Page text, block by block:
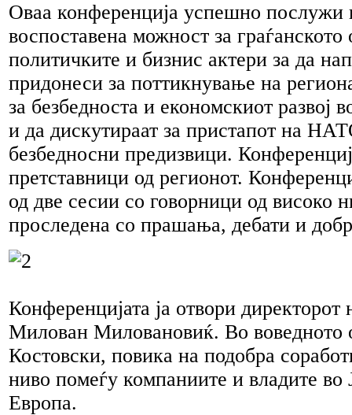
Оваа конференција успешно послужи
воспоставена можност за
политичките и бизнис актери за да
придонеси за поттикнување на
за безбедноста и економскиот развој
и да дискутираат за пристапот на
безбедносни предизвици.
претставници од регионот.
од две сесии со говорници од високо
проследена со прашања, дебати и
Конференцијата ја отвори директорот
Милован Миловановиќ. Во воведното
Костовски, повика на подобра
ниво помеѓу компаниите и владите во
Европа.